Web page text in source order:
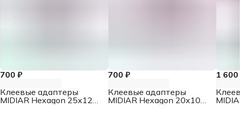
700 ₽
Клеевые адаптеры
MIDIAR Hexagon 25х12
700 ₽
Клеевые адаптеры
MIDIAR Hexagon 20х10
1 600 ₽